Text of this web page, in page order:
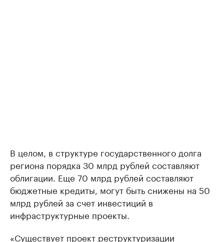
В целом, в структуре государственного долга
региона порядка 30 млрд рублей составляют
облигации. Еще 70 млрд рублей составляют
бюджетные кредиты, могут быть снижены на 50
млрд рублей за счет инвестиций в
инфраструктурные проекты.
«Существует проект реструктуризации